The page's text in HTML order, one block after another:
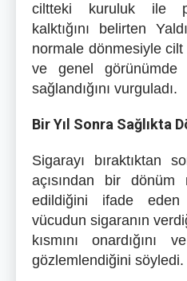
ciltteki kuruluk ile
kalktığını belirten
normale dönmesiyle cilt
ve genel
sağlandığını vurguladı.
Bir Yıl Sonra Sağlıkta
Sigarayı bıraktıktan
açısından bir dönüm
edildiğini ifade
vücudun sigaranın
kısmını onardığını
gözlemlendiğini söyledi.